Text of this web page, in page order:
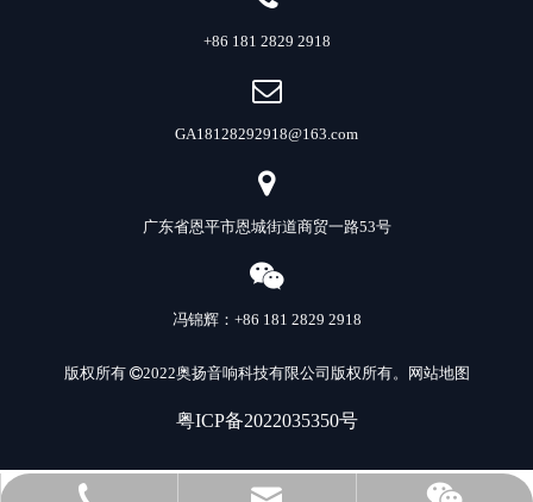
+86 181 2829 2918
GA18128292918@163.com
广东省恩平市恩城街道商贸一路53号
冯锦辉：+86 181 2829 2918
版权所有 2022奥扬音响科技有限公司 版权所有。 网站地图
粤ICP备2022035350号